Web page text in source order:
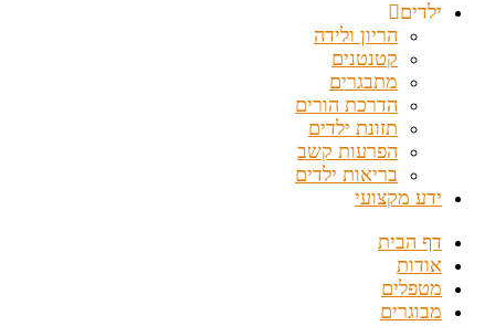
ילדים
הריון ולידה
קטנטנים
מתבגרים
הדרכת הורים
תזונת ילדים
הפרעות קשב
בריאות ילדים
ידע מקצועי
דף הבית
אודות
מטפלים
מבוגרים